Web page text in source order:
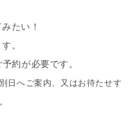
たい！
。
約が必要です。
日へご案内、又はお待たせす